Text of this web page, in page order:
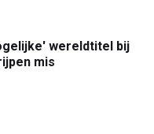
wereldtitel bij
mis